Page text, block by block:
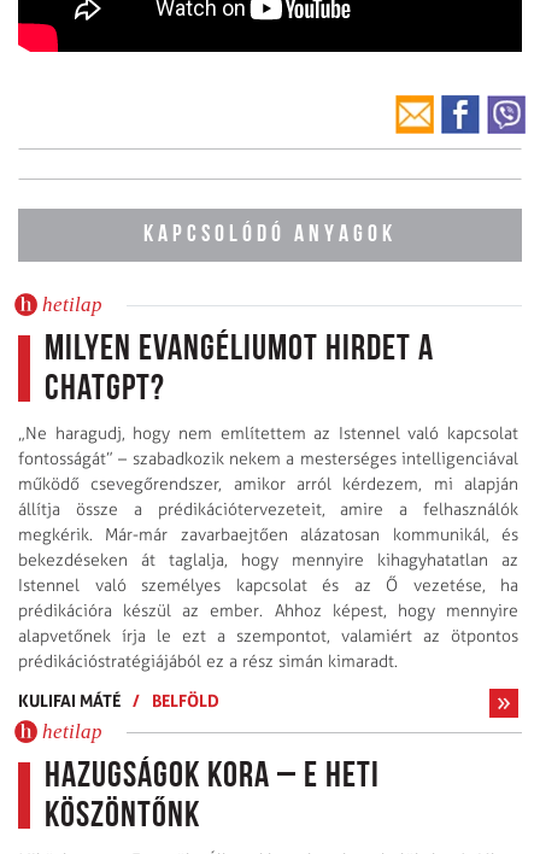
KAPCSOLÓDÓ ANYAGOK
hetilap
Milyen evangéliumot hirdet a
ChatGPT?
„Ne haragudj, hogy nem említettem az Istennel való kapcsolat
fontosságát” – szabadkozik nekem a mesterséges intelligenciával
működő csevegőrendszer, amikor arról kérdezem, mi alapján
állítja össze a prédikációtervezeteit, amire a felhasználók
megkérik. Már-már zavarbaejtően alázatosan kommunikál, és
bekezdéseken át taglalja, hogy mennyire kihagyhatatlan az
Istennel való személyes kapcsolat és az Ő vezetése, ha
prédikációra készül az ember. Ahhoz képest, hogy mennyire
alapvetőnek írja le ezt a szempontot, valamiért az ötpontos
prédikációstratégiájából ez a rész simán kimaradt.
KULIFAI MÁTÉ / BELFÖLD
hetilap
Hazugságok kora – E heti
köszöntőnk